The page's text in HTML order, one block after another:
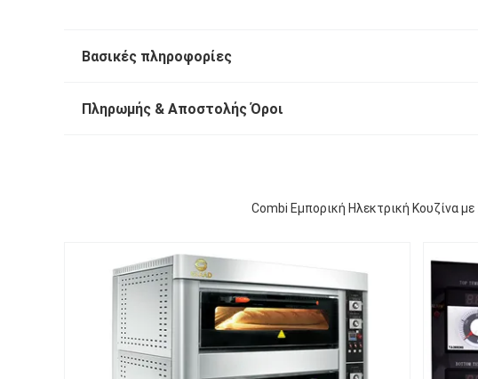
Βασικές πληροφορίες
Πληρωμής & Αποστολής Όροι
Combi Εμπορική Ηλεκτρική Κουζίνα